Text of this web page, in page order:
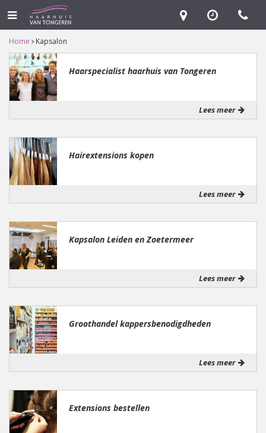
Home Kapsalon
Haarspecialist haarhuis van Tongeren
Lees meer
Hairextensions kopen
Lees meer
Kapsalon Leiden en Zoetermeer
Lees meer
Groothandel kappersbenodigdheden
Lees meer
Extensions bestellen